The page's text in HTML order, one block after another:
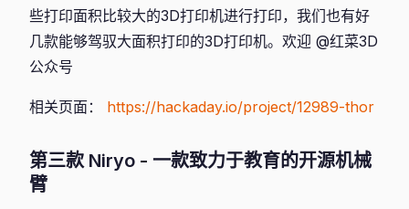
些打印面积比较大的3D打印机进行打印，我们也有好
几款能够驾驭大面积打印的3D打印机。欢迎 @红菜3D
公众号
相关页面： https://hackaday.io/project/12989-thor
第三款 Niryo - 一款致力于教育的开源机械
臂